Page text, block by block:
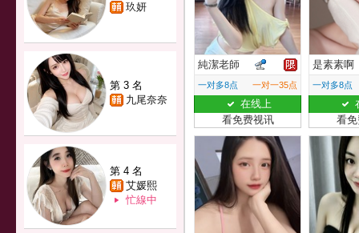
玖妍
第 3 名
九尾奈奈
第 4 名
艾媛熙
忙線中
純潔老師
一对多8点 一对一35点
在线上
看免费视讯
是素素啊
一对多8点
看